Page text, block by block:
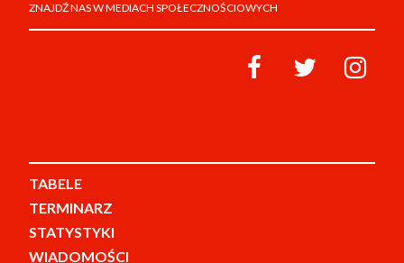
ZNAJDŹ NAS W MEDIACH SPOŁECZNOŚCIOWYCH
TABELE
TERMINARZ
STATYSTYKI
WIADOMOŚCI